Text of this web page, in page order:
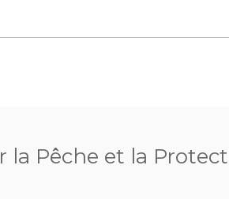
la Pêche et la